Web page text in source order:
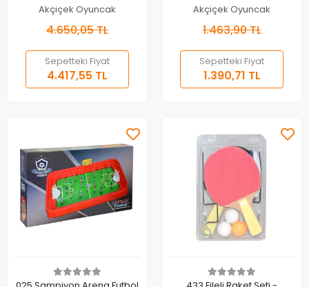
Akçiçek Oyuncak
4.650,05 TL
Sepetteki Fiyat
4.417,55 TL
Akçiçek Oyuncak
1.463,90 TL
Sepetteki Fiyat
1.390,71 TL
Sepete Ekle Sepete Ekle